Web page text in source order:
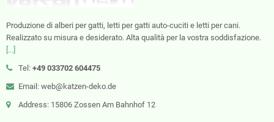
Produzione di alberi per gatti, letti per gatti auto-cuciti e letti per cani.
Realizzato su misura e desiderato. Alta qualità per la vostra soddisfazione.
[...]
Tel: +49 033702 604475
Email: web@katzen-deko.de
Address: 15806 Zossen Am Bahnhof 12